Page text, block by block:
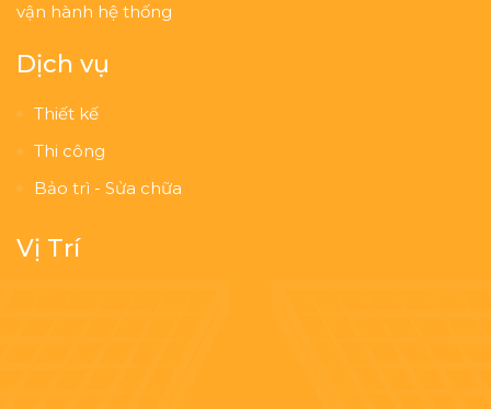
vận hành hệ thống
Dịch vụ
Thiết kế
Thi công
Bảo trì - Sửa chữa
Vị Trí